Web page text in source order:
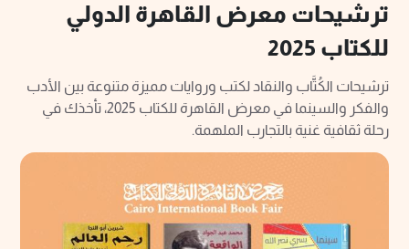
ترشيحات معرض القاهرة الدولي
للكتاب 2025
ترشيحات الكُتَّاب والنقاد لكتب وروايات مميزة متنوعة بين الأدب
والفكر والسينما في معرض القاهرة للكتاب 2025، تأخذك في
رحلة ثقافية غنية بالتجارب الملهمة.